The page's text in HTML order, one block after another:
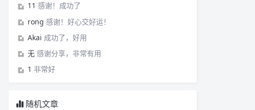
11 感谢！成功了
rong 感谢！好心交好运！
Akai 成功了，好用
无 感谢分享，非常有用
1 非常好
随机文章